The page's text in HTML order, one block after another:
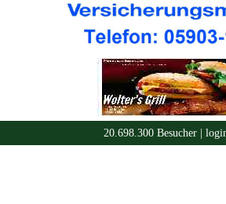
20.698.300 Besucher |